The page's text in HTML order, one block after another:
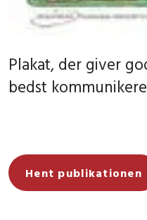
Plakat, der giver
bedst
Hent publikationen